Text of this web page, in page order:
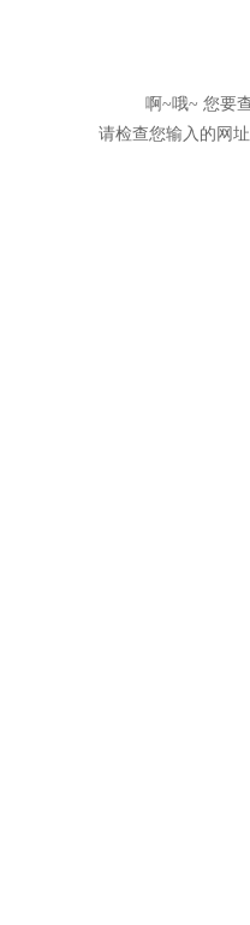
啊~哦~ 您要
请检查您输入的网